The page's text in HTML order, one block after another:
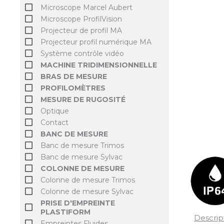
Microscope Marcel Aubert
Microscope ProfilVision
Projecteur de profil MA
Projecteur profil numérique MA
Système contrôle vidéo
MACHINE TRIDIMENSIONNELLE
BRAS DE MESURE
PROFILOMÈTRES
MESURE DE RUGOSITÉ
Optique
Contact
BANC DE MESURE
Banc de mesure Trimos
Banc de mesure Sylvac
COLONNE DE MESURE
Colonne de mesure Trimos
Colonne de mesure Sylvac
PRISE D'EMPREINTE
PLASTIFORM